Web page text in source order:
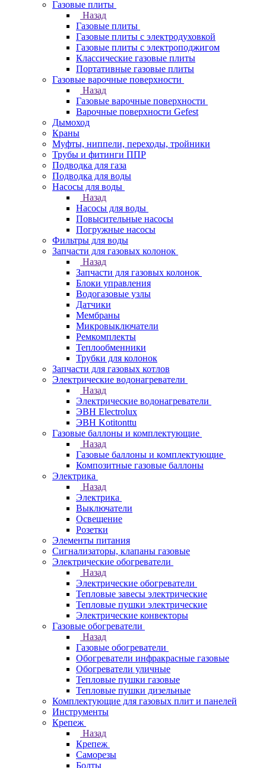
Газовые плиты
Назад
Газовые плиты
Газовые плиты с электродуховкой
Газовые плиты с электроподжигом
Классические газовые плиты
Портативные газовые плиты
Газовые варочные поверхности
Назад
Газовые варочные поверхности
Варочные поверхности Gefest
Дымоход
Краны
Муфты, ниппели, переходы, тройники
Трубы и фитинги ППР
Подводка для газа
Подводка для воды
Насосы для воды
Назад
Насосы для воды
Повысительные насосы
Погружные насосы
Фильтры для воды
Запчасти для газовых колонок
Назад
Запчасти для газовых колонок
Блоки управления
Водогазовые узлы
Датчики
Мембраны
Микровыключатели
Ремкомплекты
Теплообменники
Трубки для колонок
Запчасти для газовых котлов
Электрические водонагреватели
Назад
Электрические водонагреватели
ЭВН Electrolux
ЭВН Kotitonttu
Газовые баллоны и комплектующие
Назад
Газовые баллоны и комплектующие
Композитные газовые баллоны
Электрика
Назад
Электрика
Выключатели
Освещение
Розетки
Элементы питания
Сигнализаторы, клапаны газовые
Электрические обогреватели
Назад
Электрические обогреватели
Тепловые завесы электрические
Тепловые пушки электрические
Электрические конвекторы
Газовые обогреватели
Назад
Газовые обогреватели
Обогреватели инфракрасные газовые
Обогреватели уличные
Тепловые пушки газовые
Тепловые пушки дизельные
Комплектующие для газовых плит и панелей
Инструменты
Крепеж
Назад
Крепеж
Саморезы
Болты